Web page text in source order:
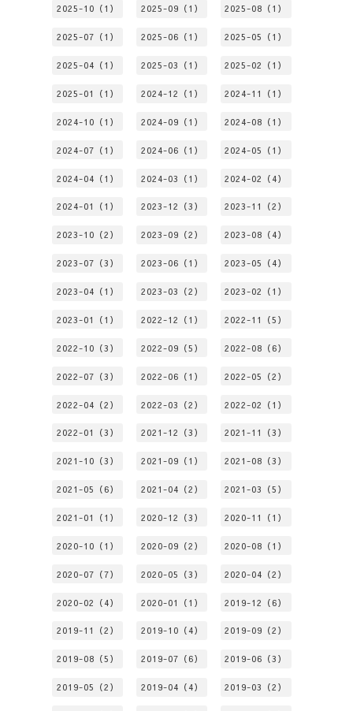
2025-10（1） 2025-09（1） 2025-08（1）
2025-07（1） 2025-06（1） 2025-05（1）
2025-04（1） 2025-03（1） 2025-02（1）
2025-01（1） 2024-12（1） 2024-11（1）
2024-10（1） 2024-09（1） 2024-08（1）
2024-07（1） 2024-06（1） 2024-05（1）
2024-04（1） 2024-03（1） 2024-02（4）
2024-01（1） 2023-12（3） 2023-11（2）
2023-10（2） 2023-09（2） 2023-08（4）
2023-07（3） 2023-06（1） 2023-05（4）
2023-04（1） 2023-03（2） 2023-02（1）
2023-01（1） 2022-12（1） 2022-11（5）
2022-10（3） 2022-09（5） 2022-08（6）
2022-07（3） 2022-06（1） 2022-05（2）
2022-04（2） 2022-03（2） 2022-02（1）
2022-01（3） 2021-12（3） 2021-11（3）
2021-10（3） 2021-09（1） 2021-08（3）
2021-05（6） 2021-04（2） 2021-03（5）
2021-01（1） 2020-12（3） 2020-11（1）
2020-10（1） 2020-09（2） 2020-08（1）
2020-07（7） 2020-05（3） 2020-04（2）
2020-02（4） 2020-01（1） 2019-12（6）
2019-11（2） 2019-10（4） 2019-09（2）
2019-08（5） 2019-07（6） 2019-06（3）
2019-05（2） 2019-04（4） 2019-03（2）